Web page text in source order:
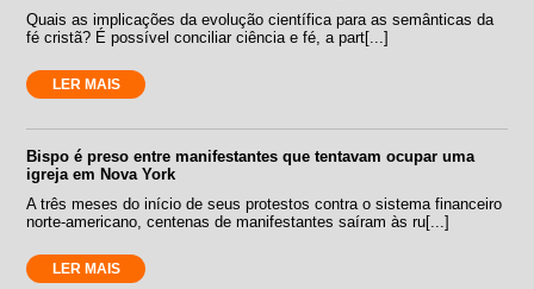
Quais as implicações da evolução científica para as semânticas da
fé cristã? É possível conciliar ciência e fé, a part[...]
LER MAIS
Bispo é preso entre manifestantes que tentavam ocupar uma
igreja em Nova York
A três meses do início de seus protestos contra o sistema financeiro
norte-americano, centenas de manifestantes saíram às ru[...]
LER MAIS